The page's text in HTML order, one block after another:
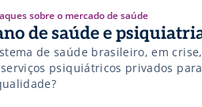
sobre o mercado de saúde
de saúde e
de saúde brasileiro, em
psiquiátricos privados